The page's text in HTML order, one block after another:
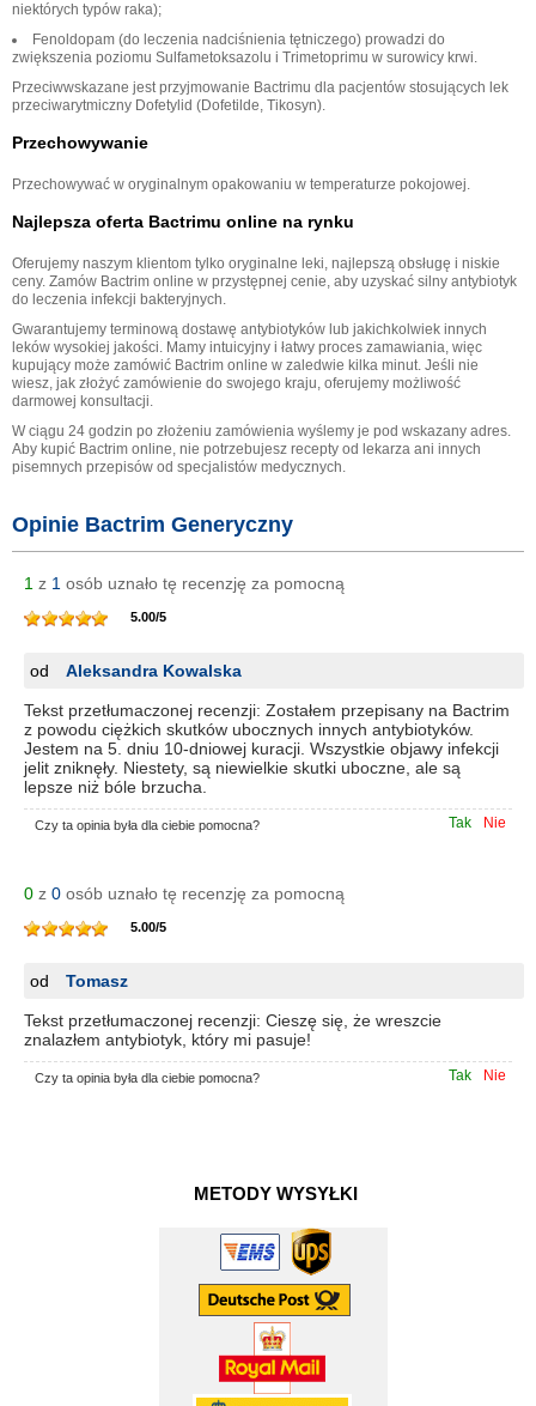
niektórych typów raka);
Fenoldopam (do leczenia nadciśnienia tętniczego) prowadzi do
zwiększenia poziomu Sulfametoksazolu i Trimetoprimu w surowicy krwi.
Przeciwwskazane jest przyjmowanie Bactrimu dla pacjentów stosujących lek
przeciwarytmiczny Dofetylid (Dofetilde, Tikosyn).
Przechowywanie
Przechowywać w oryginalnym opakowaniu w temperaturze pokojowej.
Najlepsza oferta Bactrimu online na rynku
Oferujemy naszym klientom tylko oryginalne leki, najlepszą obsługę i niskie
ceny. Zamów Bactrim online w przystępnej cenie, aby uzyskać silny antybiotyk
do leczenia infekcji bakteryjnych.
Gwarantujemy terminową dostawę antybiotyków lub jakichkolwiek innych
leków wysokiej jakości. Mamy intuicyjny i łatwy proces zamawiania, więc
kupujący może zamówić Bactrim online w zaledwie kilka minut. Jeśli nie
wiesz, jak złożyć zamówienie do swojego kraju, oferujemy możliwość
darmowej konsultacji.
W ciągu 24 godzin po złożeniu zamówienia wyślemy je pod wskazany adres.
Aby kupić Bactrim online, nie potrzebujesz recepty od lekarza ani innych
pisemnych przepisów od specjalistów medycznych.
Opinie Bactrim Generyczny
1 z 1 osób uznało tę recenzję za pomocną
5.00/5
od Aleksandra Kowalska
Tekst przetłumaczonej recenzji: Zostałem przepisany na Bactrim
z powodu ciężkich skutków ubocznych innych antybiotyków.
Jestem na 5. dniu 10-dniowej kuracji. Wszystkie objawy infekcji
jelit zniknęły. Niestety, są niewielkie skutki uboczne, ale są
lepsze niż bóle brzucha.
Nie
Tak
Czy ta opinia była dla ciebie pomocna?
0 z 0 osób uznało tę recenzję za pomocną
5.00/5
od Tomasz
Tekst przetłumaczonej recenzji: Cieszę się, że wreszcie
znalazłem antybiotyk, który mi pasuje!
Nie
Tak
Czy ta opinia była dla ciebie pomocna?
METODY WYSYŁKI